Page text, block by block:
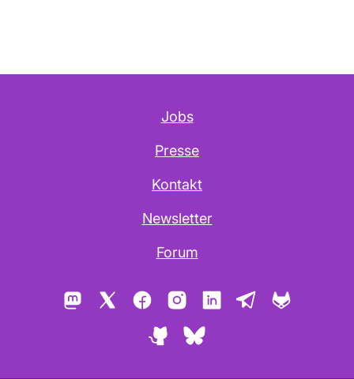
Jobs
Presse
Kontakt
Newsletter
Forum
Mastodon FacebookInstagramLinkedInTelegram
GitHubBluesky